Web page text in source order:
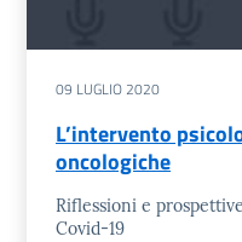
09 LUGLIO 2020
L’intervento
oncologiche
Riflessioni e
Covid-19